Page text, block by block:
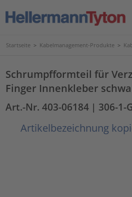
Startseite > Kabelmanagement-Produkte >
Schrumpfformteil für
Finger Innenkleber
Art.-Nr. 403-06184 | 306-1-
Artikelbezeichnung